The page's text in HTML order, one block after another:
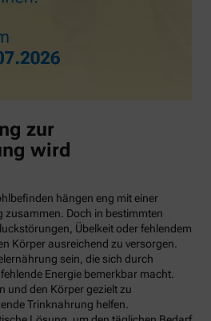
zur
wird
hängen eng mit einer
zusammen. Doch in bestimmten
Übelkeit oder fehlendem
Körper ausreichend zu versorgen.
sein, die sich durch
Energie bemerkbar macht.
und den Körper gezielt zu
Trinknahrung helfen.